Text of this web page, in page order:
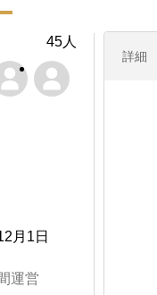
詳細
45人
月1日
運営